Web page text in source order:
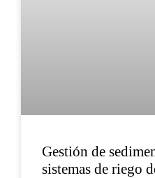
Gestión de
sistemas de riego